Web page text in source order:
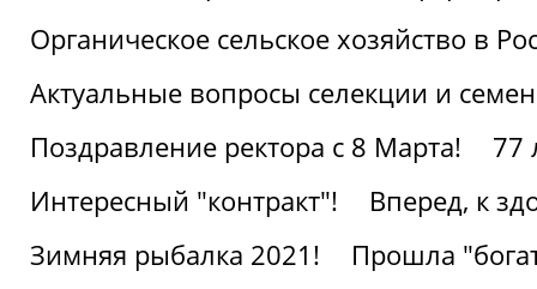
Органическое сельское хозяйство в
Актуальные вопросы селекции и
Поздравление ректора с 8 Марта!
77
Интересный "контракт"!
Вперед, к
Зимняя рыбалка 2021!
Прошла